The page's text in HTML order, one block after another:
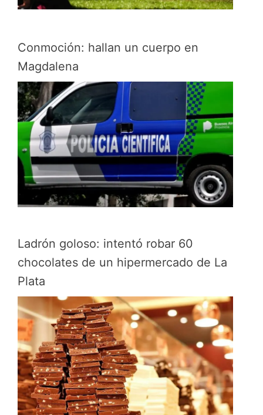
Conmoción: hallan un cuerpo en
Magdalena
Ladrón goloso: intentó robar 60
chocolates de un hipermercado de La
Plata